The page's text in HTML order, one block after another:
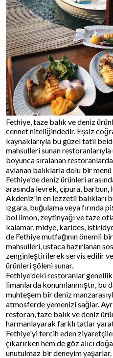
Fethiye, taze balık ve deniz
cennet niteliğindedir. Eşsiz
kaynaklarıyla bu güzel tatil
mahsulleri sunan
boyunca sıralanan
avlanan balıklarla dolu bir
Fethiye'de deniz ürünleri
arasında levrek, çipura,
Akdeniz'in en lezzetli balıkları
ızgara, buğulama veya fırında
bol limon, zeytinyağı ve taze
kalamar, midye, karides,
de Fethiye mutfağının önemli
mahsulleri, ustaca hazırlanan
zenginleştirilerek servis edilir
ürünleri şöleni sunar.
Fethiye'deki restoranlar
limanlarda konumlanmıştır, bu
muhteşem bir deniz
atmosferde yemenizi sağlar.
restoran, taze balık ve deniz
harmanlayarak farklı tatlar
Fethiye'yi tercih eden
çıkarırken hem de göz alıcı
unutulmaz bir deneyim yaşarlar.